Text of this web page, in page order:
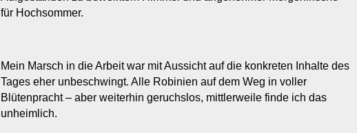
für Hochsommer.
Mein Marsch in die Arbeit war mit Aussicht auf die konkreten Inhalte des
Tages eher unbeschwingt. Alle Robinien auf dem Weg in voller
Blütenpracht – aber weiterhin geruchslos, mittlerweile finde ich das
unheimlich.